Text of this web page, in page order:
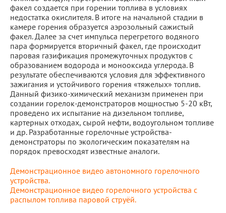
факел создается при горении топлива в условиях
недостатка окислителя. В итоге на начальной стадии в
камере горения образуется аэрозольный сажистый
факел. Далее за счет импульса перегретого водяного
пара формируется вторичный факел, где происходит
паровая газификация промежуточных продуктов с
образованием водорода и монооксида углерода. В
результате обеспечиваются условия для эффективного
зажигания и устойчивого горения «тяжелых» топлив.
Данный физико-химический механизм применен при
создании горелок-демонстраторов мощностью 5-20 кВт,
проведено их испытание на дизельном топливе,
картерных отходах, сырой нефти, водоугольном топливе
и др. Разработанные горелочные устройства-
демонстраторы по экологическим показателям на
порядок превосходят известные аналоги.
Демонстрационное видео автономного горелочного
устройства.
Демонстрационное видео горелочного устройства с
распылом топлива паровой струёй.